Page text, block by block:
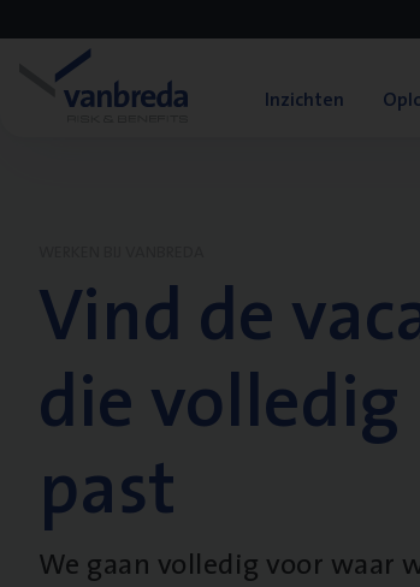
Inzichten
Vind de
die
past
We gaan volledig voor waar